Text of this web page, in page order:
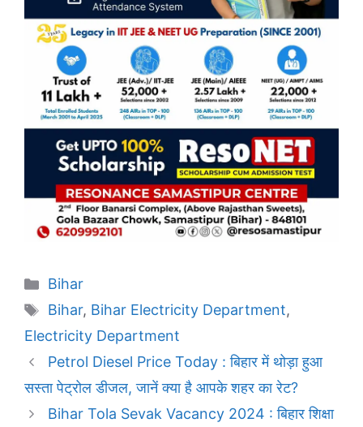
Categories
Bihar
Tags
Bihar, Bihar Electricity Department,
Electricity Department
Petrol Diesel Price Today : बिहार में थोड़ा हुआ
सस्ता पेट्रोल डीजल, जानें क्या है आपके शहर का रेट?
Bihar Tola Sevak Vacancy 2024 : बिहार शिक्षा